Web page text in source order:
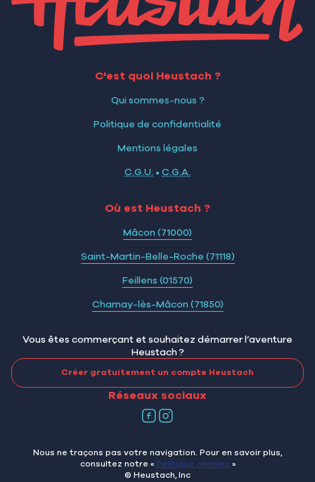
C'est quoi Heustach ?
Qui sommes-nous ?
Politique de confidentialité
Mentions légales
C.G.U. • C.G.A.
Où est Heustach ?
Mâcon (71000)
Saint-Martin-Belle-Roche (71118)
Feillens (01570)
Charnay-lès-Mâcon (71850)
Vous êtes commerçant et souhaitez démarrer l’aventure
Heustach ?
Créer gratuitement un compte Heustach
Réseaux sociaux
Nous ne traçons pas votre navigation. Pour en savoir plus,
consultez notre « Politique cookies »
© Heustach, Inc